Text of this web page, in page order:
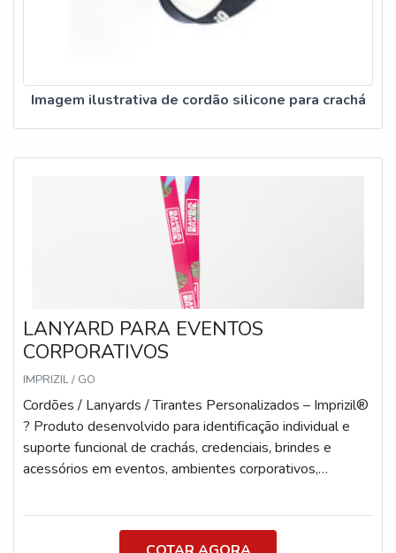
Imagem ilustrativa de cordão silicone para crachá
LANYARD PARA EVENTOS
CORPORATIVOS
IMPRIZIL / GO
Cordões / Lanyards / Tirantes Personalizados – Imprizil®
? Produto desenvolvido para identificação individual e
suporte funcional de crachás, credenciais, brindes e
acessórios em eventos, ambientes corporativos,
Técnicas Cordões (uso peitoral): Comprimento: 87 cm
aberto | 43 cm fechado Larguras disponíveis: 12mm,